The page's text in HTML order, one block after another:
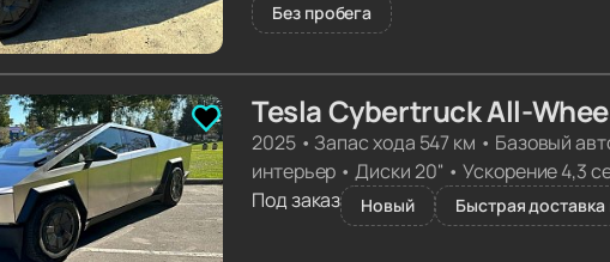
Без пробега
Tesla Cybertruck All-
2025• Запас хода 547 км • Базовый
интерьер •Диски 20'' •Ускорение 4,3
Под заказ
Новый Быстрая доставка